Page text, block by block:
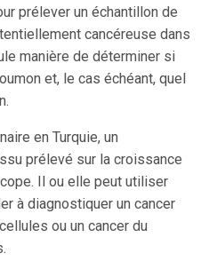
prélever un échantillon de
cancéreuse dans
manière de déterminer si
et, le cas échéant, quel
en Turquie, un
prélevé sur la croissance
Il ou elle peut utiliser
à diagnostiquer un cancer
ou un cancer du